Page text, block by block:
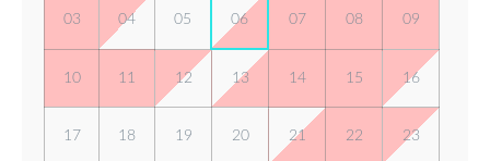
03 04 05 06 07 08 09
10 11 12 13 14 15 16
17 18 19 20 21 22 23